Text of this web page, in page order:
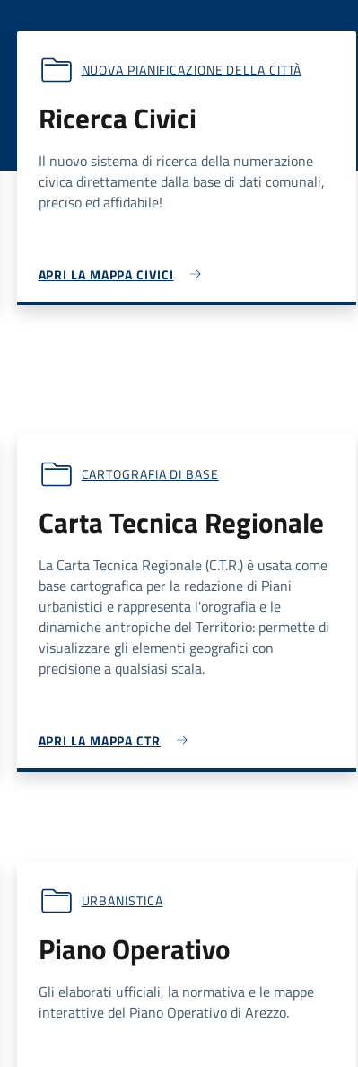
NUOVA PIANIFICAZIONE DELLA CITTÀ
Ricerca Civici
Il nuovo sistema di ricerca della numerazione
civica direttamente dalla base di dati comunali,
preciso ed affidabile!
APRI LA MAPPA CIVICI
CARTOGRAFIA DI BASE
Carta Tecnica Regionale
La Carta Tecnica Regionale (C.T.R.) è usata come
base cartografica per la redazione di Piani
urbanistici e rappresenta l'orografia e le
dinamiche antropiche del Territorio: permette di
visualizzare gli elementi geografici con
precisione a qualsiasi scala.
APRI LA MAPPA CTR
URBANISTICA
Piano Operativo
Gli elaborati ufficiali, la normativa e le mappe
interattive del Piano Operativo di Arezzo.